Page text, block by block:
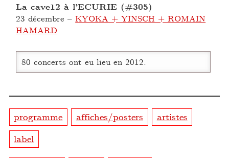
La cave12 à l’ECURIE (#305)
23 décembre –KYOKA + YINSCH + ROMAIN
HAMARD
80 concerts ont eu lieu en 2012.
programme affiches/posters
artistes
label